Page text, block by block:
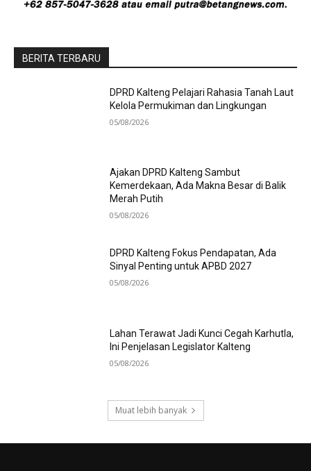
BERITA TERBARU
DPRD Kalteng Pelajari Rahasia Tanah Laut
Kelola Permukiman dan Lingkungan
05/08/2026
Ajakan DPRD Kalteng Sambut
Kemerdekaan, Ada Makna Besar di Balik
Merah Putih
05/08/2026
DPRD Kalteng Fokus Pendapatan, Ada
Sinyal Penting untuk APBD 2027
05/08/2026
Lahan Terawat Jadi Kunci Cegah Karhutla,
Ini Penjelasan Legislator Kalteng
05/08/2026
Muat lebih banyak